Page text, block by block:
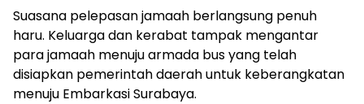
Suasana pelepasan jamaah berlangsung penuh
haru. Keluarga dan kerabat tampak mengantar
para jamaah menuju armada bus yang telah
disiapkan pemerintah daerah untuk keberangkatan
menuju Embarkasi Surabaya.